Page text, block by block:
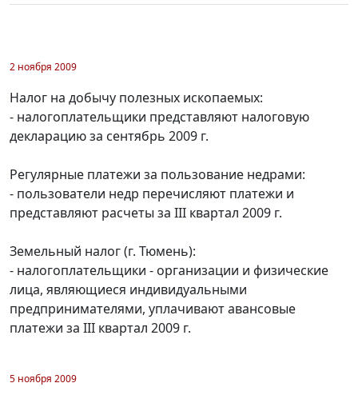
2 ноября 2009
Налог на добычу полезных ископаемых:
- налогоплательщики представляют налоговую
декларацию за сентябрь 2009 г.
Регулярные платежи за пользование недрами:
- пользователи недр перечисляют платежи и
представляют расчеты за III квартал 2009 г.
Земельный налог (г. Тюмень):
- налогоплательщики - организации и физические
лица, являющиеся индивидуальными
предпринимателями, уплачивают авансовые
платежи за III квартал 2009 г.
5 ноября 2009